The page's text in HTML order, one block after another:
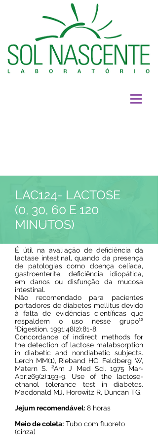
LAC124- LACTOSE
(0, 30, 60 E 120
MINUTOS)
É útil na avaliação de deficiência da
lactase intestinal, quando da presença
de patologias como doença celíaca,
gastroenterite, deficiência idiopática,
em danos ou disfunção da mucosa
intestinal.
Não recomendado para pacientes
portadores de diabetes mellitus devido
à falta de evidências científicas que
respaldem o uso nesse grupo¹²
¹Digestion. 1991;48(2):81-8.
Concordance of indirect methods for
the detection of lactose malabsorption
in diabetic and nondiabetic subjects.
Lerch MM(1), Rieband HC, Feldberg W,
Matern S. ²Am J Med Sci. 1975 Mar-
Apr;269(2):193-9. Use of the lactose-
ethanol tolerance test in diabetes.
Macdonald MJ, Horowitz R, Duncan TG.
Jejum recomendável: 8 horas
Meio de coleta: Tubo com fluoreto
(cinza)